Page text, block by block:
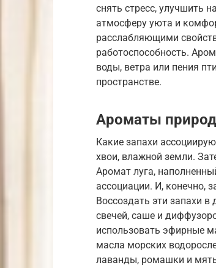
снять стресс, улучшить
атмосферу уюта и
расслабляющими
работоспособность.
воды, ветра или пения
пространстве.
Ароматы
Какие запахи
хвои, влажной земли.
Аромат луга,
ассоциации. И, конечно,
Воссоздать эти запахи
свечей, саше и
использовать эфирные
масла морских
лаванды, ромашки и